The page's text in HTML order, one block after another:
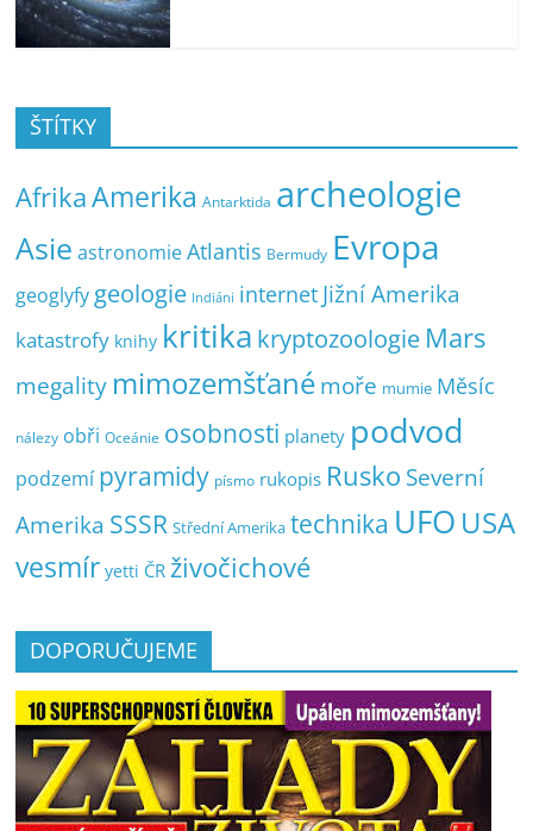
ŠTÍTKY
AfrikaAmerika Antarktida archeologie
Asie astronomie Atlantis Bermudy Evropa
geoglyfy geologie Indiáni internet Jižní Amerika
katastrofy knihy kritika kryptozoologie Mars
megality mimozemšťanémoře mumie Měsíc
nálezy obři Oceánie osobnosti planety podvod
podzemí pyramidy písmo rukopis Rusko Severní
Amerika SSSR Střední Amerika technika UFO USA
vesmír yetti ČR živočichové
DOPORUČUJEME